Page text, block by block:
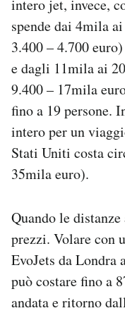
intero jet, invece,
spende dai 4mila
3.400 – 4.700
e dagli 11mila ai
9.400 – 17mila
fino a 19 persone.
intero per un
Stati Uniti costa
35mila euro).
Quando le
prezzi. Volare con
EvoJets da Londra
può costare fino a
andata e ritorno